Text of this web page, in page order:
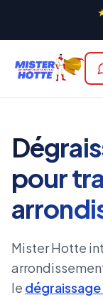
pour
Mister Hotte
le